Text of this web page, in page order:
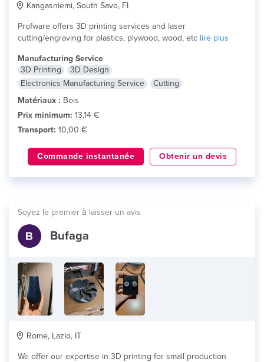
Kangasniemi, South Savo, FI
Profware offers 3D printing services and laser
cutting/engraving for plastics, plywood, wood, etc lire plus
Manufacturing Service
3D Printing
3D Design
Electronics Manufacturing Service
Cutting
Matériaux : Bois
Prix minimum: 13,14 €
Transport: 10,00 €
Commande instantanée Obtenir un devis
Soyez le premier à laisser un avis
Bufaga
Rome, Lazio, IT
We offer our expertise in 3D printing for small production